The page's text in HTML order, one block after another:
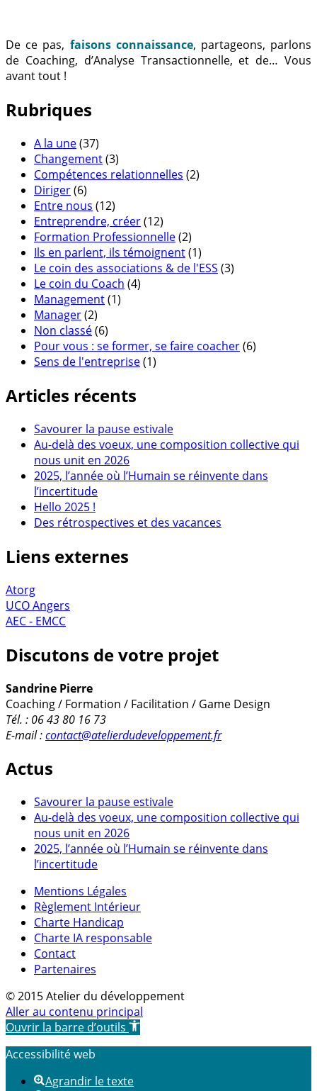
De ce pas, faisons connaissance, partageons, parlons
de Coaching, d’Analyse Transactionnelle, et de… Vous
avant tout !
Rubriques
A la une(37)
Changement(3)
Compétences relationnelles (2)
Diriger(6)
Entre nous (12)
Entreprendre, créer(12)
Formation Professionnelle(2)
Ils en parlent, ils témoignent(1)
Le coin des associations & de l'ESS (3)
Le coin du Coach (4)
Management(1)
Manager(2)
Non classé(6)
Pour vous : se former, se faire coacher(6)
Sens de l'entreprise(1)
Articles récents
Savourer la pause estivale
Au-delà des voeux, une composition collective qui
nous unit en 2026
2025, l’année où l’Humain se réinvente dans
l’incertitude
Hello 2025 !
Des rétrospectives et des vacances
Liens externes
Atorg
UCO Angers
AEC - EMCC
Discutons de votre projet
Sandrine Pierre
Coaching / Formation / Facilitation / Game Design
Tél. : 06 43 80 16 73
E-mail :contact@atelierdudeveloppement.fr
Actus
Savourer la pause estivale
Au-delà des voeux, une composition collective qui
nous unit en 2026
2025, l’année où l’Humain se réinvente dans
l’incertitude
Mentions Légales
Règlement Intérieur
Charte Handicap
Charte IA responsable
Contact
Partenaires
© 2015 Atelier du développement
Aller au contenu principal
Ouvrir la barre d’outils
Accessibilité web
Agrandir le texte